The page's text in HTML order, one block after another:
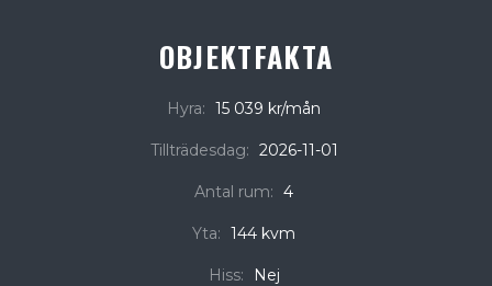
OBJEKTFAKTA
Hyra: 15 039 kr/mån
Tillträdesdag: 2026-11-01
Antal rum: 4
Yta: 144 kvm
Hiss: Nej